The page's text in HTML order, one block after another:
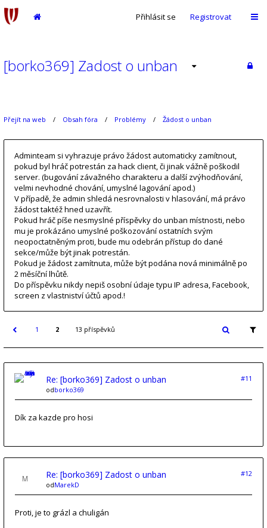
Přihlásit se Registrovat
[borko369] Zadost o unban
Přejít na web Obsah fóra Problémy Žádost o unban
Adminteam si vyhrazuje právo žádost automaticky zamítnout,
pokud byl hráč potrestán za hack client, či jinak vážně poškodil
server. (bugování závažného charakteru a další zvýhodňování,
velmi nevhodné chování, umyslné lagování apod.)
V případě, že admin shledá nesrovnalosti v hlasování, má právo
žádost taktéž hned uzavřít.
Pokud hráč píše nesmyslné příspěvky do unban místnosti, nebo
mu je prokázáno umyslné poškozování ostatních svým
neopoctatněným proti, bude mu odebrán přístup do dané
sekce/může být jinak potrestán.
Pokud je žádost zamítnuta, může být podána nová minimálně po
2 měsíční lhůtě.
Do příspěvku nikdy nepiš osobní údaje typu IP adresa, Facebook,
screen z vlastniství účtů apod.!
1 2 13 příspěvků
Re: [borko369] Zadost o unban
#11
odborko369
Dík za kazde pro hosi
Re: [borko369] Zadost o unban
#12
odMarekD
Proti, je to grázl a chuligán